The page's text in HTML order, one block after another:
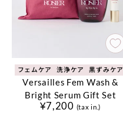
フェムケア 洗浄ケア 黒ずみケア
Versailles Fem Wash &
Bright Serum Gift Set
¥7,200 (tax in.)